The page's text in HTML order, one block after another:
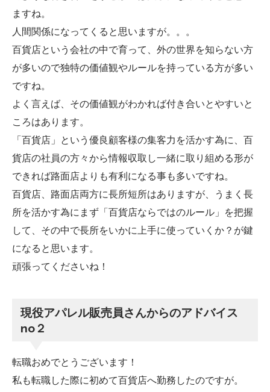
ますね。
人間関係になってくると思いますが。。。
百貨店という会社の中で育って、外の世界を知らない方
が多いので独特の価値観やルールを持っている方が多い
ですね。
よく言えば、その価値観がわかれば付き合いとやすいと
ころはあります。
「百貨店」という優良顧客様の集客力を活かす為に、百
貨店の社員の方々から情報収取し一緒に取り組める形が
できれば路面店よりも有利になる事も多いですね。
百貨店、路面店両方に長所短所はありますが、うまく長
所を活かす為にまず「百貨店ならではのルール」を把握
して、その中で長所をいかに上手に使っていくか？が鍵
になると思います。
頑張ってくださいね！
現役アパレル販売員さんからのアドバイス
no２
転職おめでとうございます！
私も転職した際に初めて百貨店へ勤務したのですが。